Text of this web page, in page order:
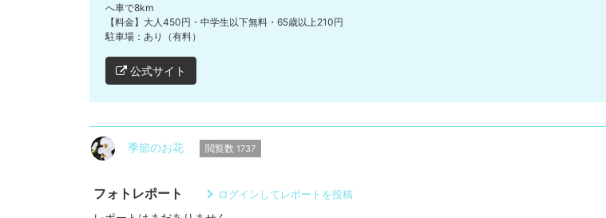
へ車で8km
【料金】大人450円・中学生以下無料・65歳以上210円
駐車場：あり（有料）
公式サイト
季節のお花 閲覧数 1737
フォトレポート ログインしてレポートを投稿